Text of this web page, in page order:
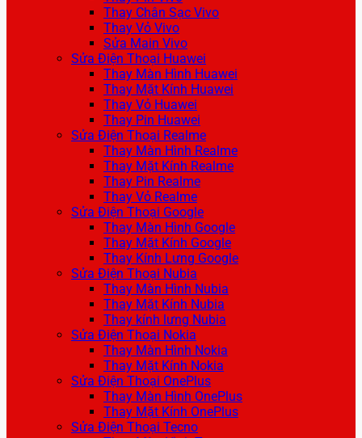
Thay Chân Sạc Vivo
Thay Vỏ Vivo
Sửa Main Vivo
Sửa Điện Thoại Huawei
Thay Màn Hình Huawei
Thay Mặt Kính Huawei
Thay Vỏ Huawei
Thay Pin Huawei
Sửa Điện Thoại Realme
Thay Màn Hình Realme
Thay Mặt Kính Realme
Thay Pin Realme
Thay Vỏ Realme
Sửa Điện Thoại Google
Thay Màn Hình Google
Thay Mặt Kính Google
Thay Kính Lưng Google
Sửa Điện Thoại Nubia
Thay Màn Hình Nubia
Thay Mặt Kính Nubia
Thay kính lưng Nubia
Sửa Điện Thoại Nokia
Thay Màn Hình Nokia
Thay Mặt Kính Nokia
Sửa Điện Thoại OnePlus
Thay Màn Hình OnePlus
Thay Mặt Kính OnePlus
Sửa Điện Thoại Tecno